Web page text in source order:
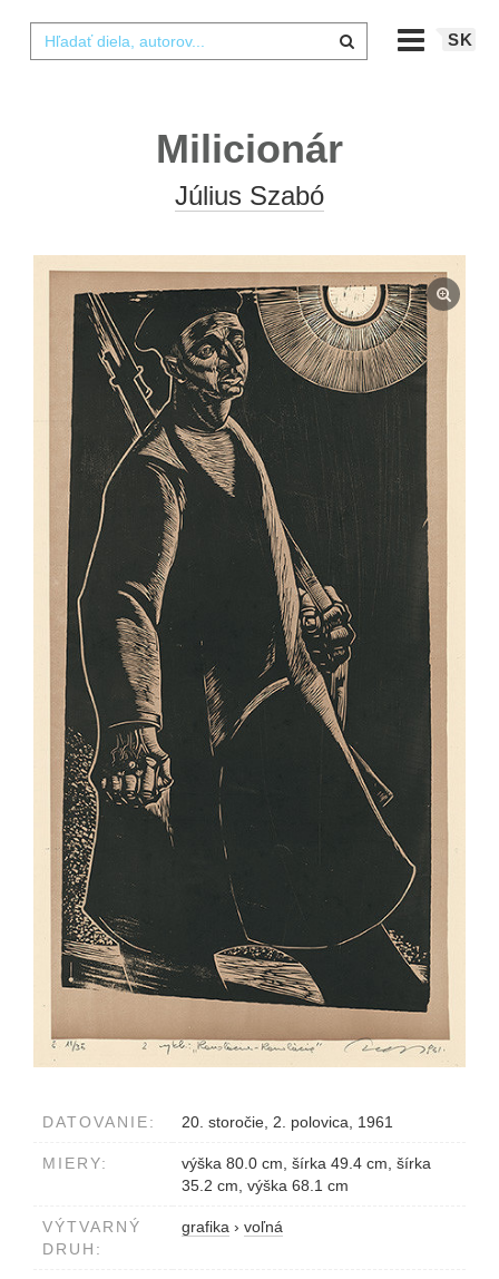
SK
Milicionár
Július Szabó
DATOVANIE: 20. storočie, 2. polovica, 1961
MIERY:
výška 80.0 cm, šírka 49.4 cm, šírka
35.2 cm, výška 68.1 cm
VÝTVARNÝ
DRUH:
grafika › voľná